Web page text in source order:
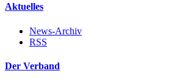
Aktuelles
News-Archiv
RSS
Der Verband